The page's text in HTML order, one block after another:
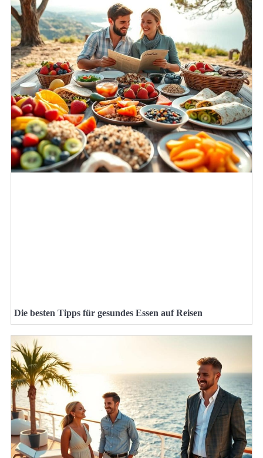
Die besten Tipps für gesundes Essen auf Reisen